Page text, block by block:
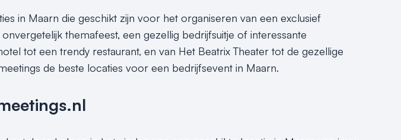
in Maarn die geschikt zijn voor het organiseren van een exclusief
themafeest, een gezellig bedrijfsuitje of interessante
tot een trendy restaurant, en van Het Beatrix Theater tot de gezellige
de beste locaties voor een bedrijfsevent in Maarn.